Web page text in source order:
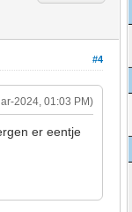
#4
2024, 01:03 PM)
er eentje